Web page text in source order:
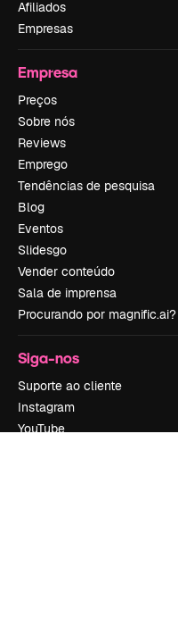
Afiliados
Empresas
Empresa
Preços
Sobre nós
Reviews
Emprego
Tendências de pesquisa
Blog
Eventos
Slidesgo
Vender conteúdo
Sala de imprensa
Procurando por magnific.ai?
Siga-nos
Suporte ao cliente
Instagram
YouTube